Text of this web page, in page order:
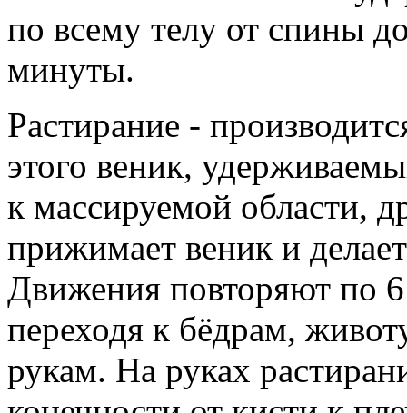
по всему телу от спины
минуты.
Растирание -
этого веник,
к массируемой области,
прижимает веник и
Движения повторяют по
переходя к бёдрам,
рукам. На руках